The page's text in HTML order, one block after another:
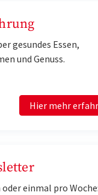
gesundes Essen,
und Genuss.
Hier mehr
einmal pro